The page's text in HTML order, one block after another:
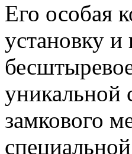
Его особая
установку и
уникальной
замкового